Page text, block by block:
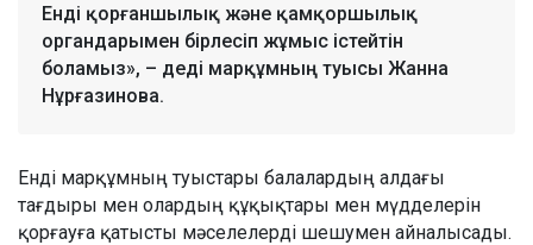
Енді қорғаншылық және қамқоршылық
органдарымен бірлесіп жұмыс істейтін
боламыз», – деді марқұмның туысы Жанна
Нұрғазинова.
Енді марқұмның туыстары балалардың алдағы
тағдыры мен олардың құқықтары мен мүдделерін
қорғауға қатысты мәселелерді шешумен айналысады.